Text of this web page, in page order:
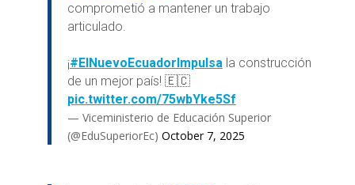
comprometió a mantener un trabajo
articulado.
¡#ElNuevoEcuadorImpulsala construcción
de un mejor país! 🇪🇨
pic.twitter.com/75wbYke5Sf
— Viceministerio de Educación Superior
(@EduSuperiorEc) October 7, 2025